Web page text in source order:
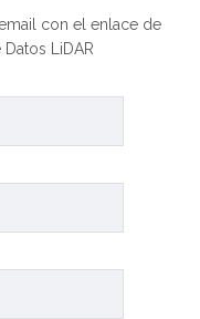
con el enlace de
LiDAR